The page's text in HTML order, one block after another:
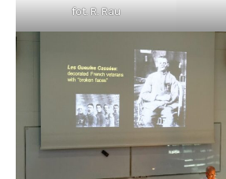
fot. R. Rau